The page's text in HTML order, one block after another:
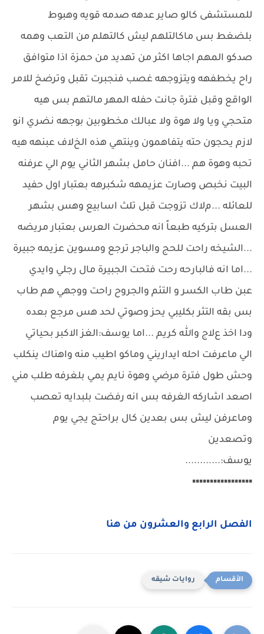
للمستشفى كالو صاير عدهه صدمه قويه وهبوط
بلضغط بس ماكالتلهم ليش كالتهلم من التعب وهمه
صدكو المهم اجاها اكثر من تهديد من حمزة اذا متوافق
راح يخطفهه ويتزوجهه غصب فنجبرت تقبل وترضخ للامر
الواقع وقبل فترة جانت حفله المهر مالتهم بس هيه
متحجي ويا وﻻ هوة وﻻ عبالك مخطوبين بوجهه نضري انو
ﻻزم يحجون حته يتفاهمون وينتهي هذه الخﻻف عبنهه هيه
تحبه وهوة هم ...افنان حامل بشهر الثاني يوم الي عرفنه
البيت نخبص وصارت عزيمهه شكبرهه بعتبار اول حفيد
للعائله ...مﻻك تزوجت قبل تلث اسابيع وهس بشهر
العسل بتركيه طبعاً انه محضرت العرس بعتبار مريضه
...الشيخه راحت للحج والباجر ترجع ومسوين عزيمه جبيرة
...اما انه فالبارحه رحت فتحت الجبيرة مال رجلي وايدي
عبن طاب الكسر و التئم والجروح راحت ووجهي هم طاب
بس بقه التثر بكليبي يحز وصوتي لحد هس مرجع بعده
ودا اخذ عﻻج والله كريم ...اما يوسف:الغز الاكبر بحياتي
الي ماعرفت احله ايداريني وماكو اطيب منه واهناك ينكلب
وحش طول فترة مرضي وهوة نايم يمي بلغرفه طلب مني
اصعد اشاركه الغرفه بس انه رفضت بلبدايه تعصب
وماعرفن ليش بس بعدين كال براحتج يجي يوم
وتصعدين
يوسف:............
▪▪▪▪▪▪▪▪▪▪▪▪▪▪▪▪▪
الفصل الرابع والعشرون من هنا
روايات شيقه